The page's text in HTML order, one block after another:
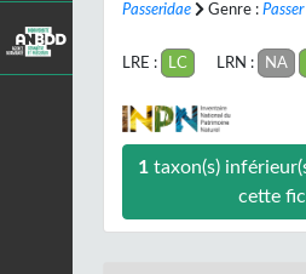
Passeridae
Genre : Passer
LRE : LC LRN : NA
1taxon(s)